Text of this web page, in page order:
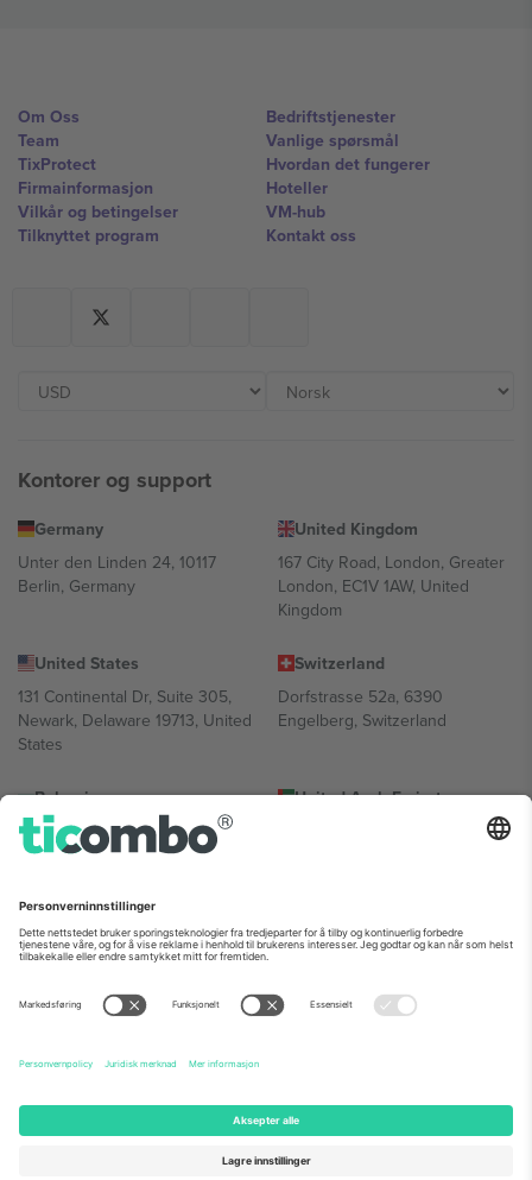
Om Oss
Team
TixProtect
Firmainformasjon
Vilkår og betingelser
Tilknyttet program
Bedriftstjenester
Vanlige spørsmål
Hvordan det fungerer
Hoteller
VM-hub
Kontakt oss
Kontorer og support
Germany
Unter den Linden 24, 10117
Berlin, Germany
United Kingdom
167 City Road, London, Greater
London, EC1V 1AW, United
Kingdom
United States
131 Continental Dr, Suite 305,
Newark, Delaware 19713, United
States
Switzerland
Dorfstrasse 52a, 6390
Engelberg, Switzerland
Bulgaria
Regus Sofia City West, bul
Totleben 53-55, 1606 Sofia,
United Arab Emirates
UAE Dubai Silicon Oasis, DDP
Mexico
Av Chapultepec 360, Roma
Norte, Cuauhtémoc, 06700
Ciudad de México, CDMX,
sted, begivenhet og/eller domene. For detaljer, sjekk spesifikke
arrangementsside, forlag og vilkår.,Firmainformasjon
2026 Ticombo. Alle rettigheter reservert.